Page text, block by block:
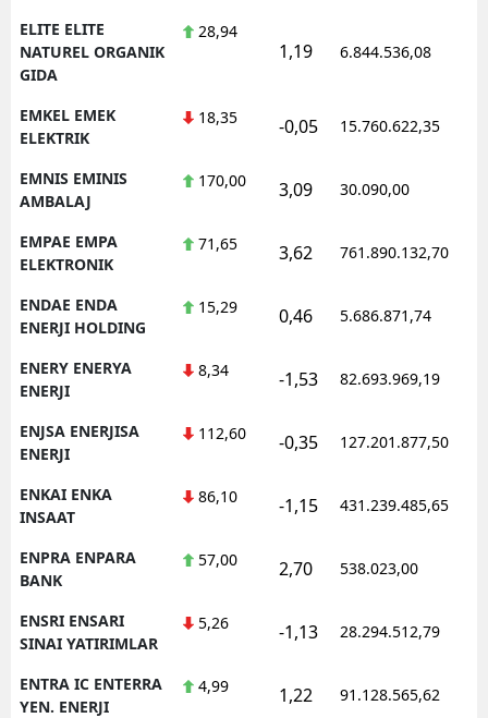
ELITE ELITE
NATUREL ORGANIK
GIDA
28,94
1,19 6.844.536,08
EMKEL EMEK
ELEKTRIK
18,35 -0,05 15.760.622,35
EMNIS EMINIS
AMBALAJ
170,00 3,09 30.090,00
EMPAE EMPA
ELEKTRONIK
71,65 3,62 761.890.132,70
ENDAE ENDA
ENERJI HOLDING
15,29 0,46 5.686.871,74
ENERY ENERYA
ENERJI
8,34 -1,53 82.693.969,19
ENJSA ENERJISA
ENERJI
112,60 -0,35 127.201.877,50
ENKAI ENKA
INSAAT
86,10 -1,15 431.239.485,65
ENPRA ENPARA
BANK
57,00 2,70 538.023,00
ENSRI ENSARI
SINAI YATIRIMLAR
5,26 -1,13 28.294.512,79
ENTRA IC ENTERRA
YEN. ENERJI
4,99 1,22 91.128.565,62